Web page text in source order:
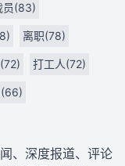
员(83)
离职(78)
打工人(72)
(66)
、深度报道、评论